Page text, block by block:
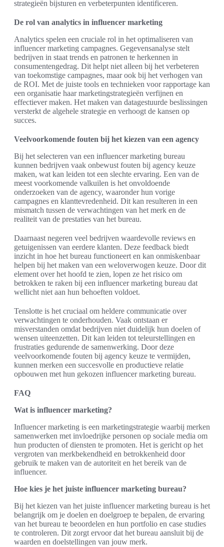
strategieën bijsturen en verbeterpunten identificeren.
De rol van analytics in influencer marketing
Analytics spelen een cruciale rol in het optimaliseren van
influencer marketing campagnes. Gegevensanalyse stelt
bedrijven in staat trends en patronen te herkennen in
consumentengedrag. Dit helpt niet alleen bij het verbeteren
van toekomstige campagnes, maar ook bij het verhogen van
de ROI. Met de juiste tools en technieken voor rapportage kan
een organisatie haar marketingstrategieën verfijnen en
effectiever maken. Het maken van datagestuurde beslissingen
versterkt de algehele strategie en verhoogt de kansen op
succes.
Veelvoorkomende fouten bij het kiezen van een agency
Bij het selecteren van een influencer marketing bureau
kunnen bedrijven vaak onbewust fouten bij agency keuze
maken, wat kan leiden tot een slechte ervaring. Een van de
meest voorkomende valkuilen is het onvoldoende
onderzoeken van de agency, waaronder hun vorige
campagnes en klanttevredenheid. Dit kan resulteren in een
mismatch tussen de verwachtingen van het merk en de
realiteit van de prestaties van het bureau.
Daarnaast negeren veel bedrijven waardevolle reviews en
getuigenissen van eerdere klanten. Deze feedback biedt
inzicht in hoe het bureau functioneert en kan onmiskenbaar
helpen bij het maken van een weloverwogen keuze. Door dit
element over het hoofd te zien, lopen ze het risico om
betrokken te raken bij een influencer marketing bureau dat
wellicht niet aan hun behoeften voldoet.
Tenslotte is het cruciaal om heldere communicatie over
verwachtingen te onderhouden. Vaak ontstaan er
misverstanden omdat bedrijven niet duidelijk hun doelen of
wensen uiteenzetten. Dit kan leiden tot teleurstellingen en
frustraties gedurende de samenwerking. Door deze
veelvoorkomende fouten bij agency keuze te vermijden,
kunnen merken een succesvolle en productieve relatie
opbouwen met hun gekozen influencer marketing bureau.
FAQ
Wat is influencer marketing?
Influencer marketing is een marketingstrategie waarbij merken
samenwerken met invloedrijke personen op sociale media om
hun producten of diensten te promoten. Het is gericht op het
vergroten van merkbekendheid en betrokkenheid door
gebruik te maken van de autoriteit en het bereik van de
influencer.
Hoe kies je het juiste influencer marketing bureau?
Bij het kiezen van het juiste influencer marketing bureau is het
belangrijk om je doelen en doelgroep te bepalen, de ervaring
van het bureau te beoordelen en hun portfolio en case studies
te controleren. Dit zorgt ervoor dat het bureau aansluit bij de
waarden en doelstellingen van jouw merk.